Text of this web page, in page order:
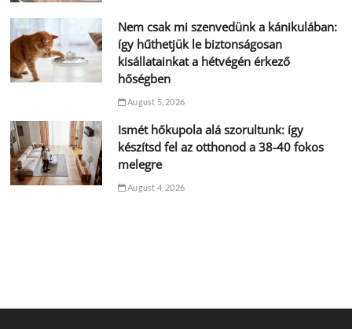
Nem csak mi szenvedünk a kánikulában:
így hűthetjük le biztonságosan
kisállatainkat a hétvégén érkező
hőségben
August 5, 2026
Ismét hőkupola alá szorultunk: így
készítsd fel az otthonod a 38-40 fokos
melegre
August 4, 2026